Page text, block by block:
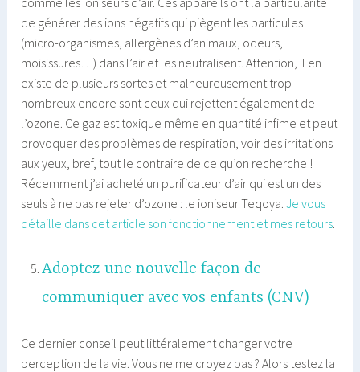
de générer des ions négatifs qui piègent les particules
(micro-organismes, allergènes d’animaux, odeurs,
moisissures…) dans l’air et les neutralisent. Attention, il en
existe de plusieurs sortes et malheureusement trop
nombreux encore sont ceux qui rejettent également de
l’ozone. Ce gaz est toxique même en quantité infime et peut
provoquer des problèmes de respiration, voir des irritations
aux yeux, bref, tout le contraire de ce qu’on recherche !
Récemment j’ai acheté un purificateur d’air qui est un des
seuls à ne pas rejeter d’ozone : le ioniseur Teqoya.Je vous
détaille dans cet article son fonctionnement et mes retours.
Adoptez une nouvelle façon de
communiquer avec vos enfants (CNV)
Ce dernier conseil peut littéralement changer votre
perception de la vie. Vous ne me croyez pas ? Alors testez la